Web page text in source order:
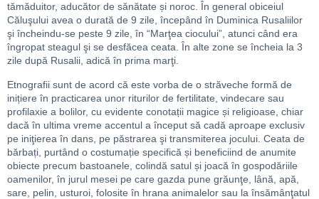
tămăduitor, aducător de sănătate și noroc. În general obiceiul
Căluşului avea o durată de 9 zile, începând în Duminica Rusaliilor
şi încheindu-se peste 9 zile, în “Marţea ciocului”, atunci când era
îngropat steagul şi se desfăcea ceata. În alte zone se încheia la 3
zile după Rusalii, adică în prima marţi.
Etnografii sunt de acord că este vorba de o străveche formă de
inițiere în practicarea unor riturilor de fertilitate, vindecare sau
profilaxie a bolilor, cu evidente conotații magice și religioase, chiar
dacă în ultima vreme accentul a început să cadă aproape exclusiv
pe iniţierea în dans, pe păstrarea şi transmiterea jocului. Ceata de
bărbați, purtând o costumație specifică și beneficiind de anumite
obiecte precum bastoanele, colindă satul și joacă în gospodăriile
oamenilor, în jurul mesei pe care gazda pune grăunţe, lână, apă,
sare, pelin, usturoi, folosite în hrana animalelor sau la însămânţatul